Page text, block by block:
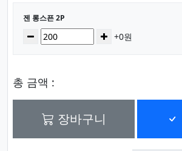
선택된 옵션
젠 롱스픈 2P
수량감소 증가+0원
총 금액 :
장바구니